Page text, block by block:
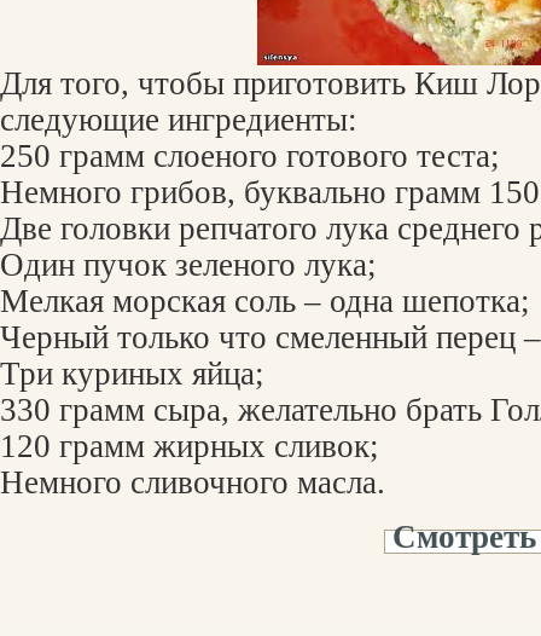
Для того, чтобы приготовить Киш
следующие ингредиенты:
250 грамм слоеного готового теста;
Немного грибов, буквально грамм
Две головки репчатого лука среднего
Один пучок зеленого лука;
Мелкая морская соль – одна шепотка;
Черный только что смеленный перец
Три куриных яйца;
330 грамм сыра, желательно брать
120 грамм жирных сливок;
Немного сливочного масла.